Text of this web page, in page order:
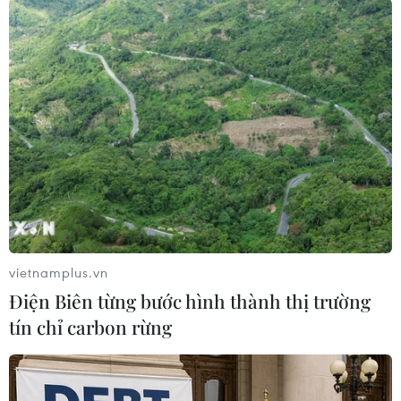
#An ninh #Afghanistan
#Kunduz
#Phiến quân al-Qaeda
#Kiểm soát lãnh thổ
#Taliban
#NATO
#Chủ quyền lãnh thổ Afghanistan
Theo dõi VietnamPlus
TIN LIÊN QUAN
vietnamplus.vn
Điện Biên từng bước hình thành thị trường
tín chỉ carbon rừng